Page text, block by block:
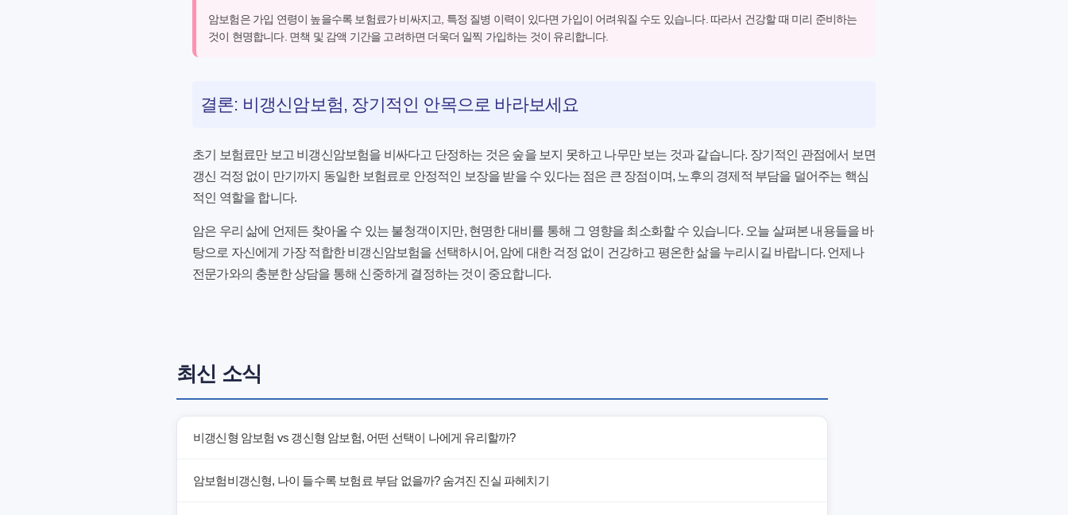
암보험은 가입 연령이 높을수록 보험료가 비싸지고, 특정 질병 이력이 있다면 가입이 어려워질 수도 있습니다. 따라서 건강할 때 미리 준비하는
것이 현명합니다. 면책 및 감액 기간을 고려하면 더욱더 일찍 가입하는 것이 유리합니다.
결론: 비갱신암보험, 장기적인 안목으로 바라보세요
초기 보험료만 보고 비갱신암보험을 비싸다고 단정하는 것은 숲을 보지 못하고 나무만 보는 것과 같습니다. 장기적인 관점에서 보면
갱신 걱정 없이 만기까지 동일한 보험료로 안정적인 보장을 받을 수 있다는 점은 큰 장점이며, 노후의 경제적 부담을 덜어주는 핵심
적인 역할을 합니다.
암은 우리 삶에 언제든 찾아올 수 있는 불청객이지만, 현명한 대비를 통해 그 영향을 최소화할 수 있습니다. 오늘 살펴본 내용들을 바
탕으로 자신에게 가장 적합한 비갱신암보험을 선택하시어, 암에 대한 걱정 없이 건강하고 평온한 삶을 누리시길 바랍니다. 언제나
전문가와의 충분한 상담을 통해 신중하게 결정하는 것이 중요합니다.
최신 소식
비갱신형 암보험 vs 갱신형 암보험, 어떤 선택이 나에게 유리할까?
암보험비갱신형, 나이 들수록 보험료 부담 없을까? 숨겨진 진실 파헤치기